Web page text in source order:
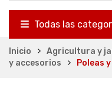
Todas las
Inicio Agricultura y
y accesorios
Poleas